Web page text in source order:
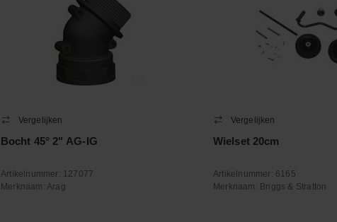
Vergelijken
Bocht 45° 2" AG-IG
Artikelnummer: 127077
Merknaam: Arag
Vergelijken
Wielset 20cm
Artikelnummer: 6165
Merknaam: Briggs & Stratton